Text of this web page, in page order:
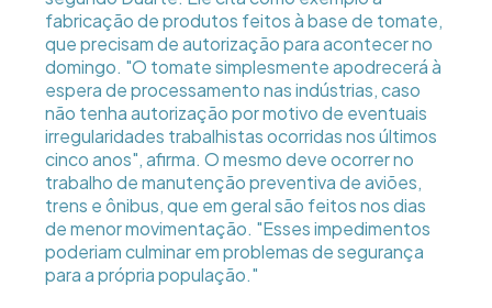
fabricação de produtos feitos à base de tomate,
que precisam de autorização para acontecer no
domingo. "O tomate simplesmente apodrecerá à
espera de processamento nas indústrias, caso
não tenha autorização por motivo de eventuais
irregularidades trabalhistas ocorridas nos últimos
cinco anos", afirma. O mesmo deve ocorrer no
trabalho de manutenção preventiva de aviões,
trens e ônibus, que em geral são feitos nos dias
de menor movimentação. "Esses impedimentos
poderiam culminar em problemas de segurança
para a própria população."